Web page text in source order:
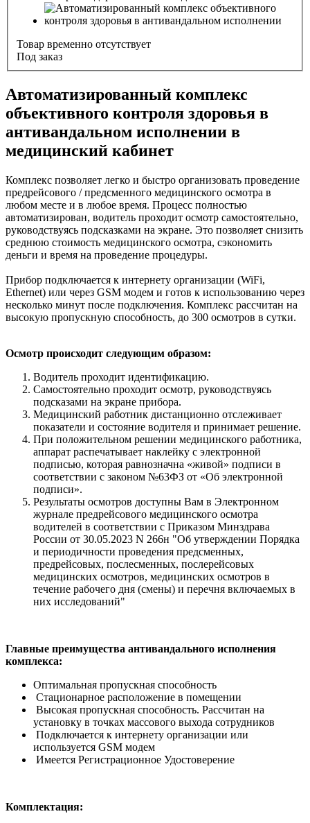
Товар временно отсутствует
Под заказ
Автоматизированный комплекс
объективного контроля здоровья в
антивандальном исполнении в
медицинский кабинет
Комплекс позволяет легко и быстро организовать проведение
предрейсового / предсменного медицинского осмотра в
любом месте и в любое время. Процесс полностью
автоматизирован, водитель проходит осмотр самостоятельно,
руководствуясь подсказками на экране. Это позволяет снизить
среднюю стоимость медицинского осмотра, сэкономить
деньги и время на проведение процедуры.
Прибор подключается к интернету организации (WiFi,
Ethernet) или через GSM модем и готов к использованию через
несколько минут после подключения. Комплекс рассчитан на
высокую пропускную способность, до 300 осмотров в сутки.
Осмотр происходит следующим образом:
Водитель проходит идентификацию.
Самостоятельно проходит осмотр, руководствуясь
подсказами на экране прибора.
Медицинский работник дистанционно отслеживает
показатели и состояние водителя и принимает решение.
При положительном решении медицинского работника,
аппарат распечатывает наклейку с электронной
подписью, которая равнозначна «живой» подписи в
соответствии с законом №63ФЗ от «Об электронной
подписи».
Результаты осмотров доступны Вам в Электронном
журнале предрейсового медицинского осмотра
водителей в соответствии с Приказом Минздрава
России от 30.05.2023 N 266н "Об утверждении Порядка
и периодичности проведения предсменных,
предрейсовых, послесменных, послерейсовых
медицинских осмотров, медицинских осмотров в
течение рабочего дня (смены) и перечня включаемых в
них исследований"
Главные преимущества антивандального исполнения
комплекса:
Оптимальная пропускная способность
Стационарное расположение в помещении
Высокая пропускная способность. Рассчитан на
установку в точках массового выхода сотрудников
Подключается к интернету организации или
используется GSM модем
Имеется Регистрационное Удостоверение
Комплектация: